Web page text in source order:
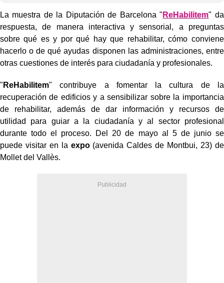
La muestra de la Diputación de Barcelona " ReHabilitem" da
respuesta, de manera interactiva y sensorial, a preguntas
sobre qué es y por qué hay que rehabilitar, cómo conviene
hacerlo o de qué ayudas disponen las administraciones, entre
otras cuestiones de interés para ciudadanía y profesionales.
" ReHabilitem" contribuye a fomentar la cultura de la
recuperación de edificios y a sensibilizar sobre la importancia
de rehabilitar, además de dar información y recursos de
utilidad para guiar a la ciudadanía y al sector profesional
durante todo el proceso. Del 20 de mayo al 5 de junio se
puede visitar en la expo (avenida Caldes de Montbui, 23) de
Mollet del Vallès.